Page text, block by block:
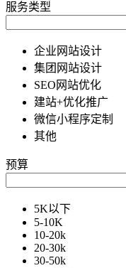
服务类型
企业网站设计
集团网站设计
SEO网站优化
建站+优化推广
微信小程序定制
其他
预算
5K以下
5-10K
10-20k
20-30k
30-50k